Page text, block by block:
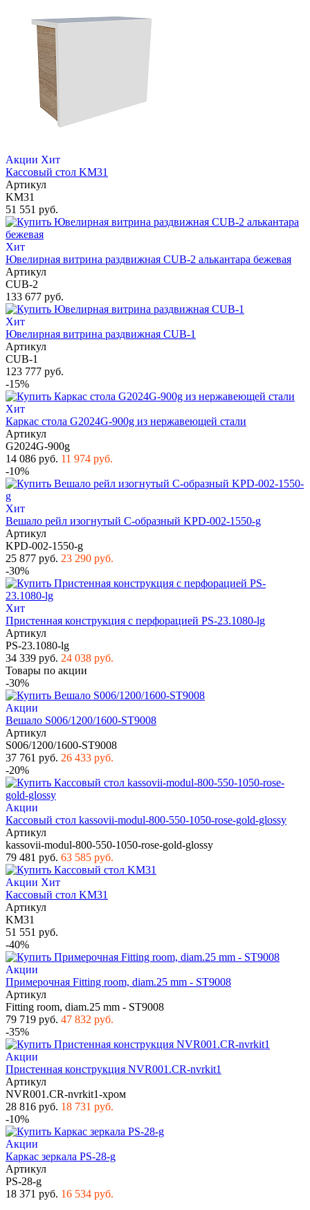
Акции Хит
Кассовый стол KM31
Артикул
KM31
51 551 руб.
Хит
Ювелирная витрина раздвижная CUB-2 алькантара бежевая
Артикул
CUB-2
133 677 руб.
Хит
Ювелирная витрина раздвижная CUB-1
Артикул
CUB-1
123 777 руб.
-15%
Хит
Каркас стола G2024G-900g из нержавеющей стали
Артикул
G2024G-900g
14 086 руб. 11 974 руб.
-10%
Хит
Вешало рейл изогнутый С-образный KPD-002-1550-g
Артикул
KPD-002-1550-g
25 877 руб. 23 290 руб.
-30%
Хит
Пристенная конструкция с перфорацией PS-23.1080-lg
Артикул
PS-23.1080-lg
34 339 руб. 24 038 руб.
Товары по акции
-30%
Акции
Вешало S006/1200/1600-ST9008
Артикул
S006/1200/1600-ST9008
37 761 руб. 26 433 руб.
-20%
Акции
Кассовый стол kassovii-modul-800-550-1050-rose-gold-glossy
Артикул
kassovii-modul-800-550-1050-rose-gold-glossy
79 481 руб. 63 585 руб.
Акции Хит
Кассовый стол KM31
Артикул
KM31
51 551 руб.
-40%
Акции
Примерочная Fitting room, diam.25 mm - ST9008
Артикул
Fitting room, diam.25 mm - ST9008
79 719 руб. 47 832 руб.
-35%
Акции
Пристенная конструкция NVR001.CR-nvrkit1
Артикул
NVR001.CR-nvrkit1-хром
28 816 руб. 18 731 руб.
-10%
Акции
Каркас зеркала PS-28-g
Артикул
PS-28-g
18 371 руб. 16 534 руб.